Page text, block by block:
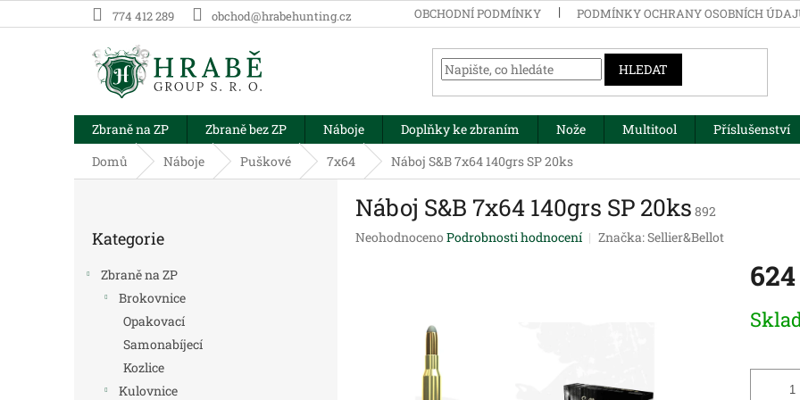
na
774 412 289 obchod@hrabehunting.cz OBCHODNÍ PODMÍNKY PODMÍNKY OCHRANY OSOBNÍCH
HLEDAT
Zbraně na ZP Zbraně bez ZP Náboje Doplňky ke zbraním Nože Multitool Příslušenství
Domů
Náboje Puškové 7x64 Náboj S&B 7x64 140grs SP 20ks
kategorie
Kategorie
Zbraně na ZP
Brokovnice
Opakovací
Samonabíjecí
Kozlice
Kulovnice
Náboj S&B 7x64 140grs SP 20ks 892
Průměrné
Neohodnoceno Podrobnosti hodnocení Značka:Sellier&Bellot
cena: